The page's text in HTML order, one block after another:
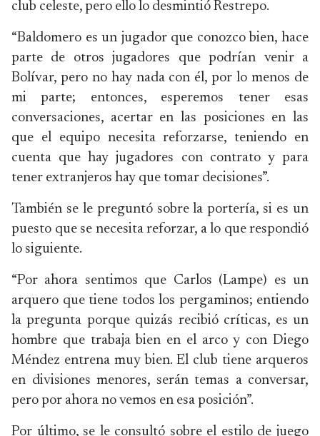
club celeste, pero ello lo desmintió Restrepo.
“Baldomero es un jugador que conozco bien, hace
parte de otros jugadores que podrían venir a
Bolívar, pero no hay nada con él, por lo menos de
mi parte; entonces, esperemos tener esas
conversaciones, acertar en las posiciones en las
que el equipo necesita reforzarse, teniendo en
cuenta que hay jugadores con contrato y para
tener extranjeros hay que tomar decisiones”.
También se le preguntó sobre la portería, si es un
puesto que se necesita reforzar, a lo que respondió
lo siguiente.
“Por ahora sentimos que Carlos (Lampe) es un
arquero que tiene todos los pergaminos; entiendo
la pregunta porque quizás recibió críticas, es un
hombre que trabaja bien en el arco y con Diego
Méndez entrena muy bien. El club tiene arqueros
en divisiones menores, serán temas a conversar,
pero por ahora no vemos en esa posición”.
Por último, se le consultó sobre el estilo de juego